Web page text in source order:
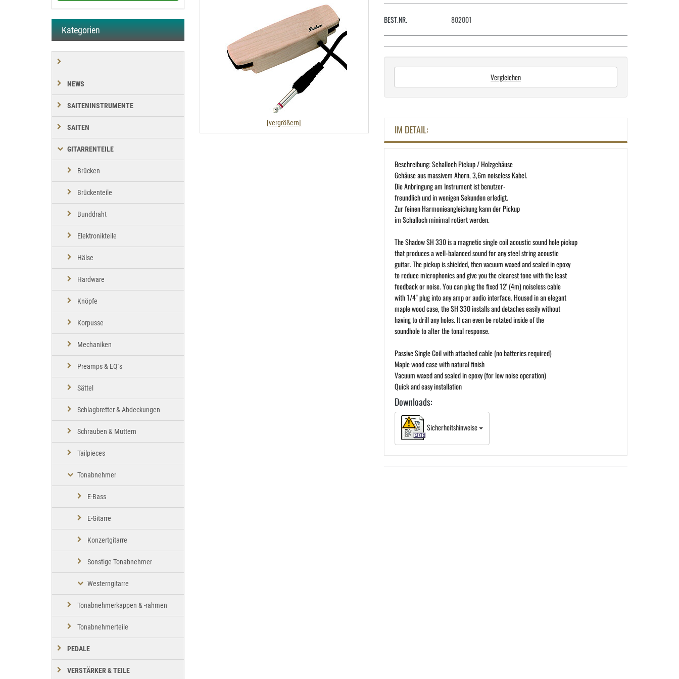
[vergrößern]
BEST.NR. 802001
Vergleichen
IM DETAIL:
Beschreibung: Schalloch Pickup / Holzgehäuse
Gehäuse aus massivem Ahorn, 3,6m noiseless Kabel.
Die Anbringung am Instrument ist benutzer-
freundlich und in wenigen Sekunden erledigt.
Zur feinen Harmonieangleichung kann der Pickup
im Schalloch minimal rotiert werden.
The Shadow SH 330 is a magnetic single coil acoustic sound hole pickup
that produces a well-balanced sound for any steel string acoustic
guitar. The pickup is shielded, then vacuum waxed and sealed in epoxy
to reduce microphonics and give you the clearest tone with the least
feedback or noise. You can plug the fixed 12' (4m) noiseless cable
with 1/4" plug into any amp or audio interface. Housed in an elegant
maple wood case, the SH 330 installs and detaches easily without
having to drill any holes. It can even be rotated inside of the
soundhole to alter the tonal response.
Passive Single Coil with attached cable (no batteries required)
Maple wood case with natural finish
Vacuum waxed and sealed in epoxy (for low noise operation)
Quick and easy installation
Downloads:
Sicherheitshinweise
Kategorien
NEWS
SAITENINSTRUMENTE
SAITEN
GITARRENTEILE
Brücken
Brückenteile
Bunddraht
Elektronikteile
Hälse
Hardware
Knöpfe
Korpusse
Mechaniken
Preamps & EQ´s
Sättel
Schlagbretter & Abdeckungen
Schrauben & Muttern
Tailpieces
Tonabnehmer
E-Bass
E-Gitarre
Konzertgitarre
Sonstige Tonabnehmer
Westerngitarre
Tonabnehmerkappen & -rahmen
Tonabnehmerteile
PEDALE
VERSTÄRKER & TEILE